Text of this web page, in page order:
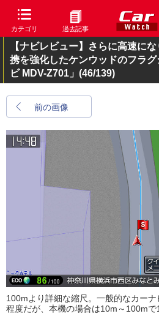
カテゴリ 過去記事
【ナビレビュー】さらに高速に
携を強化したケンウッドのフラ
ビ MDV-Z701」 (46/139)
前の画像
100mより詳細な縮尺。一般的なカー
程度だが、本機の場合は10m～100m